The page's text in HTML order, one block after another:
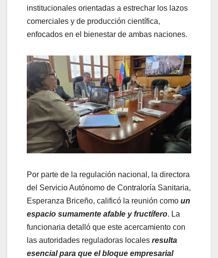
institucionales orientadas a estrechar los lazos
comerciales y de producción científica,
enfocados en el bienestar de ambas naciones.
Por parte de la regulación nacional, la directora
del Servicio Autónomo de Contraloría Sanitaria,
Esperanza Briceño, calificó la reunión como un
espacio sumamente afable y fructífero. La
funcionaria detalló que este acercamiento con
las autoridades reguladoras locales resulta
esencial para que el bloque empresarial